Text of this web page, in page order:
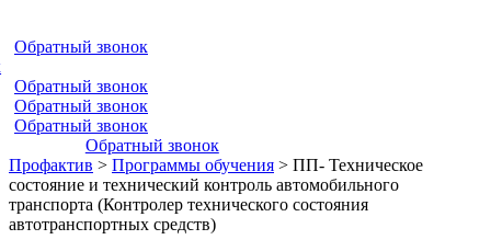
Обратный звонок
Обратный звонок
Обратный звонок
Обратный звонок
Обратный звонок
Профактив > Программы обучения > ПП- Техническое
состояние и технический контроль автомобильного
транспорта (Контролер технического состояния
автотранспортных средств)